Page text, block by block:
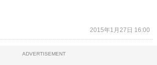
2015年1月27日 16:00
ADVERTISEMENT